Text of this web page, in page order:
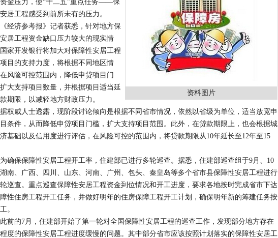
资料图片
金压力，使“十二五”重点任务——保
居工程感受到前所未有的压力。
济参考报》记者获悉，针对地方保
居工程资金缺口压力较大的现实情
家开发银行将加大对保障性安居工程
目的支持力度，将根据不同地区情
风险可控范围内，降低申贷项目门
大支持项目数量，并根据项目适当延
期限，以减轻地方财政压力。
威人士透露，现阶段讨论倾向是根据不同省市情况，依然以省级为单位，适当放宽申
条件，从而降低申贷项目门槛，扩大支持项目范围。此外，在贷款期限上，也会根据城
基础以及信用度进行评估，在风险可控的范围内，将贷款期限从10年延长至12年至15
保保障性安居工程开工率，住建部已进行多轮巡查。据悉，住建部巡查组于9月、10
南、广西、四川、山东、河南、广州、包头、秦皇岛等多个省市县保障性安居工程进行
巡查。重点巡查保障性安居工程资金到位情况和开工进度，要求各地按时完成省市下达
性住房工程开工任务，并做好明年的住房保障工程开工计划，确保明年新的筹建任务按
。
的7月，住建部开始了第一轮对全国保障性安居工程的巡查工作，发现部分地方存在
度的保障性安居工程进度缓慢的问题。其中部分省市应该按照计划落实的保障性安居工